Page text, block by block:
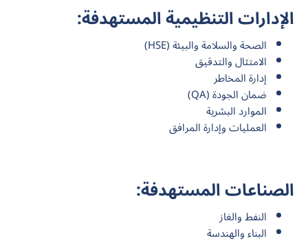
الإدارات التنظيمية المستهدفة:
الصحة والسلامة والبيئة (HSE)
الامتثال والتدقيق
إدارة المخاطر
ضمان الجودة (QA)
الموارد البشرية
العمليات وإدارة المرافق
الصناعات المستهدفة:
النفط والغاز
البناء والهندسة